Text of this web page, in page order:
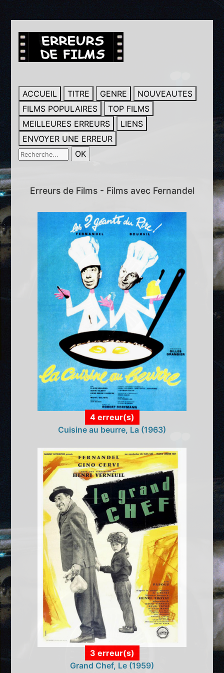
ACCUEIL TITRE GENRE
NOUVEAUTES
FILMS POPULAIRES
TOP FILMS
MEILLEURES ERREURS
LIENS
ENVOYER UNE ERREUR
Erreurs de Films - Films avec Fernandel
4 erreur(s)
Cuisine au beurre, La (1963)
3 erreur(s)
Grand Chef, Le (1959)